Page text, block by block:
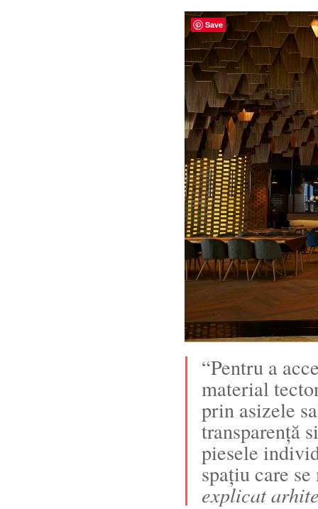
“Pentru a
material
prin asizele
transparență
piesele
spațiu care
explicat
Save